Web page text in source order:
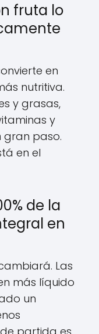
fruta lo
en
nutritiva.
y grasas,
y
gran paso.
en el
de la
en
Las
más líquido
un